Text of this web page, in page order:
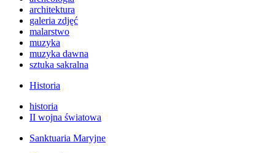
architektura
galeria zdjęć
malarstwo
muzyka
muzyka dawna
sztuka sakralna
Historia
historia
II wojna światowa
Sanktuaria Maryjne